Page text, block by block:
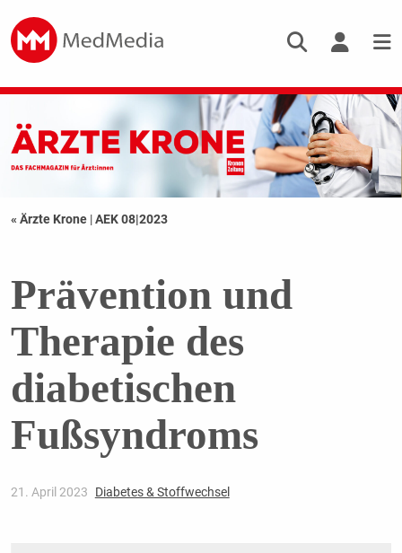
« Ärzte Krone |AEK 08|2023
Prävention und
Therapie des
diabetischen
Fußsyndroms
21. April 2023 Diabetes & Stoffwechsel